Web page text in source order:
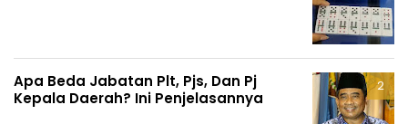
Apa Beda Jabatan Plt, Pjs, Dan Pj
Kepala Daerah? Ini Penjelasannya